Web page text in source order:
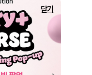
닫기
:080-024-1357